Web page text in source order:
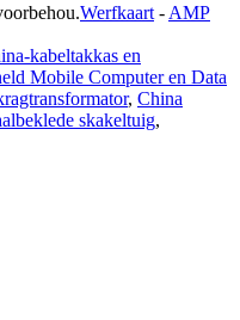
Werfkaart - AMP
kabeltakkas en
Mobile Computer en Data
, China
skakeltuig,